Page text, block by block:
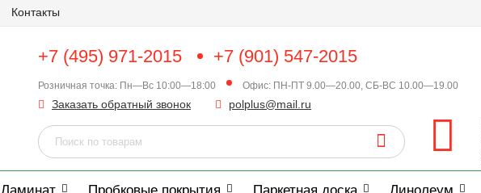
Контакты
+7 (495) 971-2015 +7 (901) 547-2015
Розничная точка: Пн—Вс 10:00—18:00 Офис: ПН-ПТ 9.00—20.00, СБ-ВС 10.00—19.00
Заказать обратный звонок polplus@mail.ru